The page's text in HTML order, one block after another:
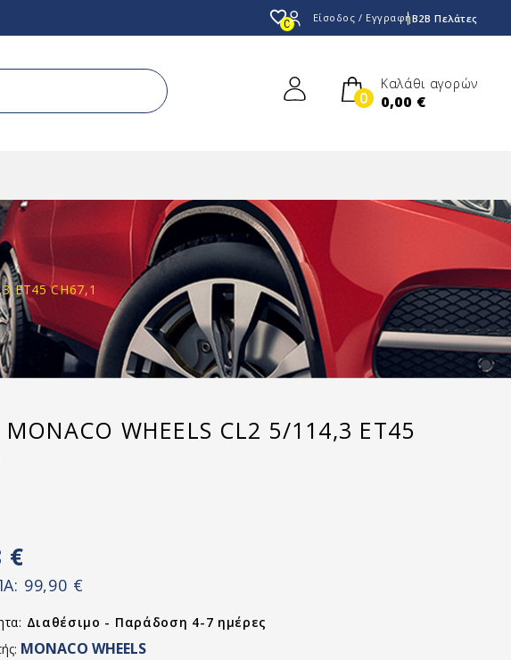
favorite_border0 Είσοδος / ΕγγραφήB2B Πελάτες
0
Καλάθι αγορών
0,00 €
ET45 CH67,1
WHEELS CL2 5/114,3 ET45
€
99,90 €
Διαθέσιμο - Παράδοση 4-7 ημέρες
MONACO WHEELS